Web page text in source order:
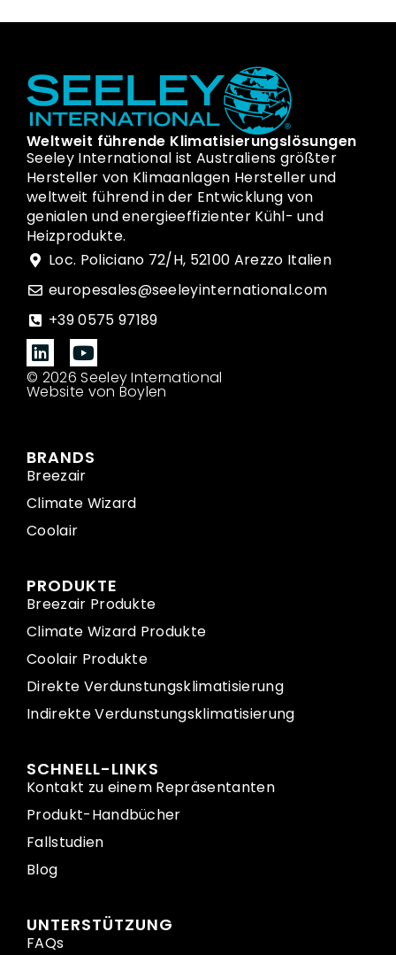
Weltweit führende Klimatisierungslösungen
Seeley International ist Australiens größter
Hersteller von Klimaanlagen Hersteller und
weltweit führend in der Entwicklung von
genialen und energieeffizienter Kühl- und
Heizprodukte.
Loc. Policiano 72/H, 52100 Arezzo Italien
europesales@seeleyinternational.com
+39 0575 97189
© 2026 Seeley International
Website von Boylen
BRANDS
Breezair
Climate Wizard
Coolair
PRODUKTE
Breezair Produkte
Climate Wizard Produkte
Coolair Produkte
Direkte Verdunstungsklimatisierung
Indirekte Verdunstungsklimatisierung
SCHNELL-LINKS
Kontakt zu einem Repräsentanten
Produkt-Handbücher
Fallstudien
Blog
UNTERSTÜTZUNG
FAQs